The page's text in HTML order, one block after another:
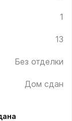
1
13
Без отделки
Дом сдан